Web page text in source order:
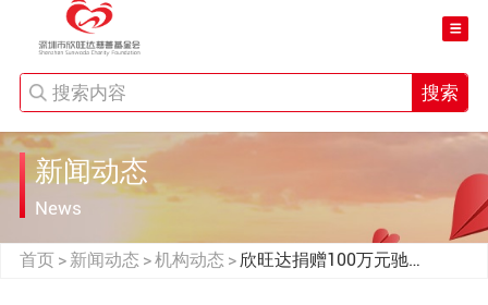
搜索
新闻动态
News
首页 > 新闻动态 >机构动态 > 欣旺达捐赠100万元驰援